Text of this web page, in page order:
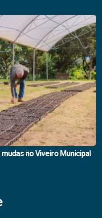
no Viveiro Municipal